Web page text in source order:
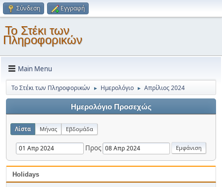
Σύνδεση Εγγραφή
Το Στέκι των
Πληροφορικών
Main Menu
Το Στέκι των Πληροφορικών ► Ημερολόγιο ► Απρίλιος 2024
Ημερολόγιο Προσεχώς
Λίστα Μήνας Εβδομάδα
Προς
Holidays